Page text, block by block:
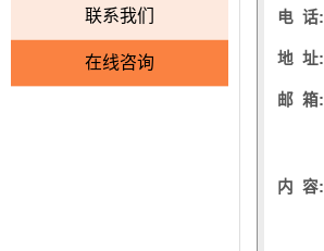
联系我们
在线咨询
电 话:
地 址:
邮 箱:
内 容: